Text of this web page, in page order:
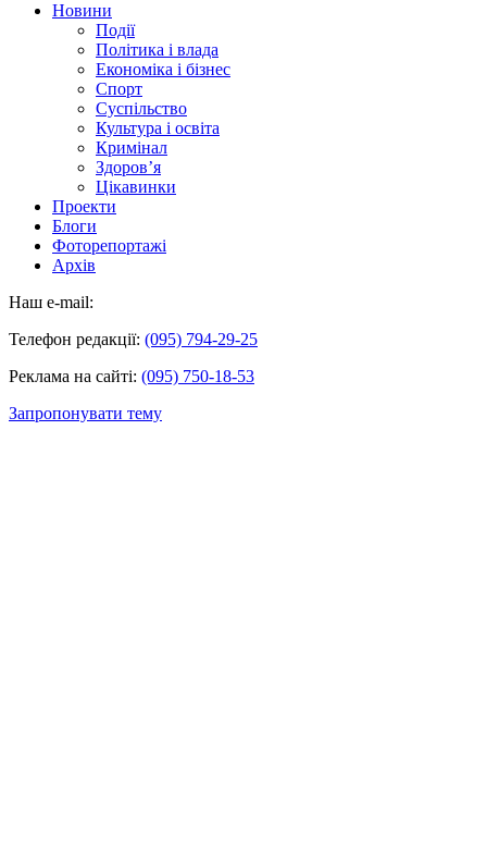
Новини
Події
Політика і влада
Економіка і бізнес
Спорт
Суспільство
Культура і освіта
Кримінал
Здоров’я
Цікавинки
Проекти
Блоги
Фоторепортажі
Архів
Наш e-mail:
Телефон редакції: (095) 794-29-25
Реклама на сайті: (095) 750-18-53
Запропонувати тему